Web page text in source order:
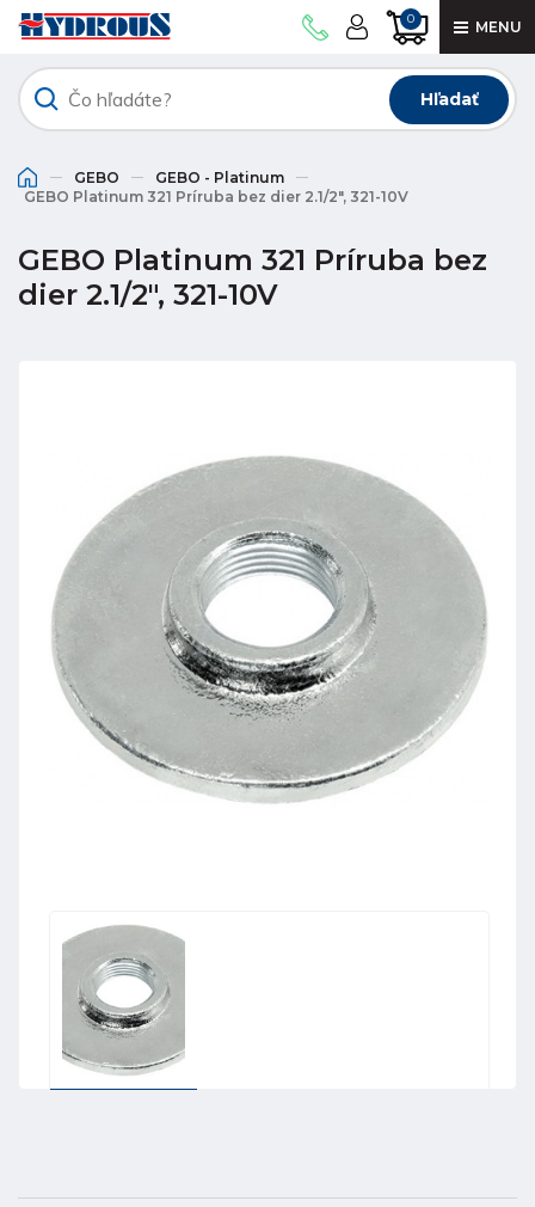
0 MENU
Hľadať
GEBO
GEBO - Platinum
GEBO Platinum 321 Príruba bez dier 2.1/2", 321-10V
GEBO Platinum 321 Príruba bez
dier 2.1/2", 321-10V